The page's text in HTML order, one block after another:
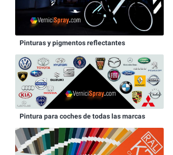
Pinturas y pigmentos reflectantes
Pintura para coches de todas las marcas